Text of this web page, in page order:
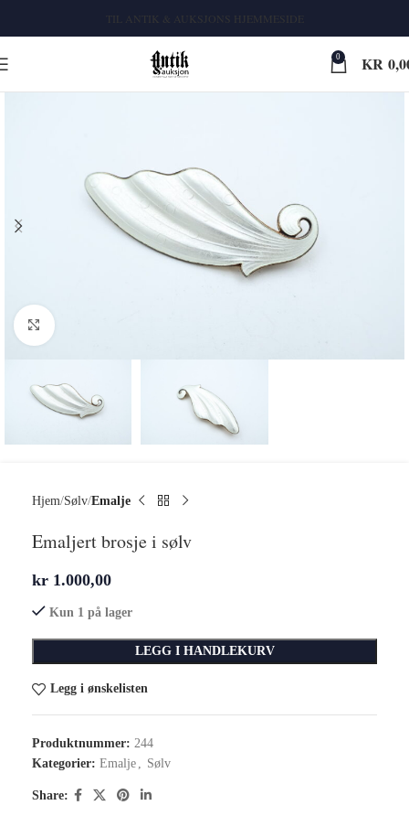
TIL ANTIK & AUKSJONS HJEMMESIDE
0 KR
Hjem Sølv Emalje
Emaljert brosje i sølv
kr 1.000,00
Kun 1 på lager
LEGG I HANDLEKURV
Legg i ønskelisten
Produktnummer: 244
Kategorier: Emalje Sølv
Share: